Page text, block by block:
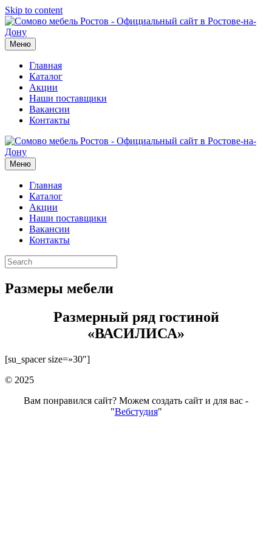
Skip to content
Меню
Главная
Каталог
Акции
Наши поставщики
Вакансии
Контакты
Меню
Главная
Каталог
Акции
Наши поставщики
Вакансии
Контакты
Размеры мебели
Размерный ряд гостиной
«ВАСИЛИСА»
[su_spacer size=»30″]
© 2025
Вам понравился сайт? Можем создать сайт и для вас -
"Вебстудия"